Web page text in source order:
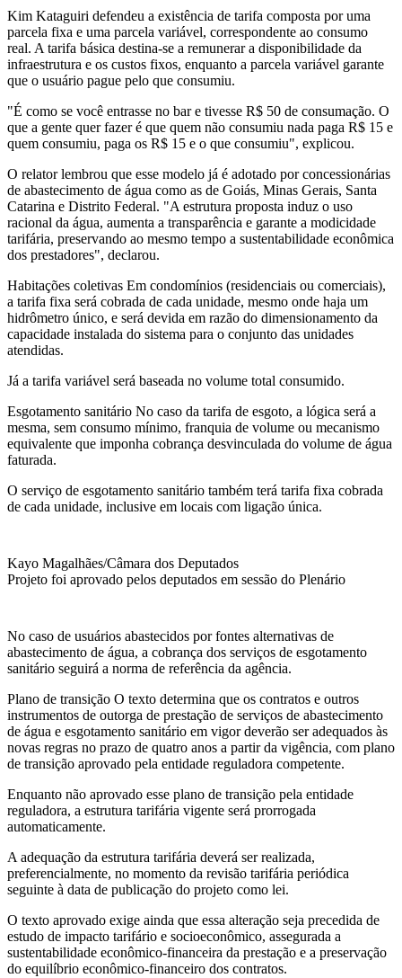
Kim Kataguiri defendeu a existência de tarifa composta por uma
parcela fixa e uma parcela variável, correspondente ao consumo
real. A tarifa básica destina-se a remunerar a disponibilidade da
infraestrutura e os custos fixos, enquanto a parcela variável garante
que o usuário pague pelo que consumiu.
"É como se você entrasse no bar e tivesse R$ 50 de consumação. O
que a gente quer fazer é que quem não consumiu nada paga R$ 15 e
quem consumiu, paga os R$ 15 e o que consumiu", explicou.
O relator lembrou que esse modelo já é adotado por concessionárias
de abastecimento de água como as de Goiás, Minas Gerais, Santa
Catarina e Distrito Federal. "A estrutura proposta induz o uso
racional da água, aumenta a transparência e garante a modicidade
tarifária, preservando ao mesmo tempo a sustentabilidade econômica
dos prestadores", declarou.
Habitações coletivas Em condomínios (residenciais ou comerciais),
a tarifa fixa será cobrada de cada unidade, mesmo onde haja um
hidrômetro único, e será devida em razão do dimensionamento da
capacidade instalada do sistema para o conjunto das unidades
atendidas.
Já a tarifa variável será baseada no volume total consumido.
Esgotamento sanitário No caso da tarifa de esgoto, a lógica será a
mesma, sem consumo mínimo, franquia de volume ou mecanismo
equivalente que imponha cobrança desvinculada do volume de água
faturada.
O serviço de esgotamento sanitário também terá tarifa fixa cobrada
de cada unidade, inclusive em locais com ligação única.
Kayo Magalhães/Câmara dos Deputados
Projeto foi aprovado pelos deputados em sessão do Plenário
No caso de usuários abastecidos por fontes alternativas de
abastecimento de água, a cobrança dos serviços de esgotamento
sanitário seguirá a norma de referência da agência.
Plano de transição O texto determina que os contratos e outros
instrumentos de outorga de prestação de serviços de abastecimento
de água e esgotamento sanitário em vigor deverão ser adequados às
novas regras no prazo de quatro anos a partir da vigência, com plano
de transição aprovado pela entidade reguladora competente.
Enquanto não aprovado esse plano de transição pela entidade
reguladora, a estrutura tarifária vigente será prorrogada
automaticamente.
A adequação da estrutura tarifária deverá ser realizada,
preferencialmente, no momento da revisão tarifária periódica
seguinte à data de publicação do projeto como lei.
O texto aprovado exige ainda que essa alteração seja precedida de
estudo de impacto tarifário e socioeconômico, assegurada a
sustentabilidade econômico-financeira da prestação e a preservação
do equilíbrio econômico-financeiro dos contratos.